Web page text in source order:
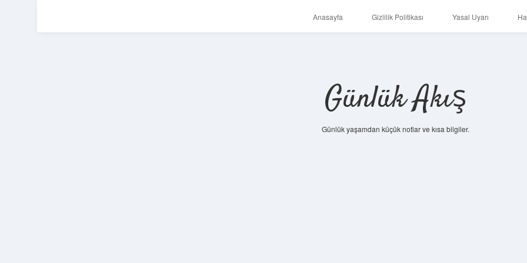
Anasayfa Gizlilik Politikası Yasal Uyarı
Günlük Akış
Günlük yaşamdan küçük notlar ve kısa bilgiler.